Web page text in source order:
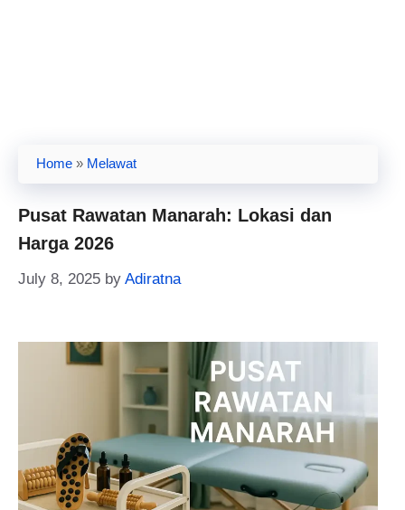
Home » Melawat
Pusat Rawatan Manarah: Lokasi dan
Harga 2026
July 8, 2025 by Adiratna